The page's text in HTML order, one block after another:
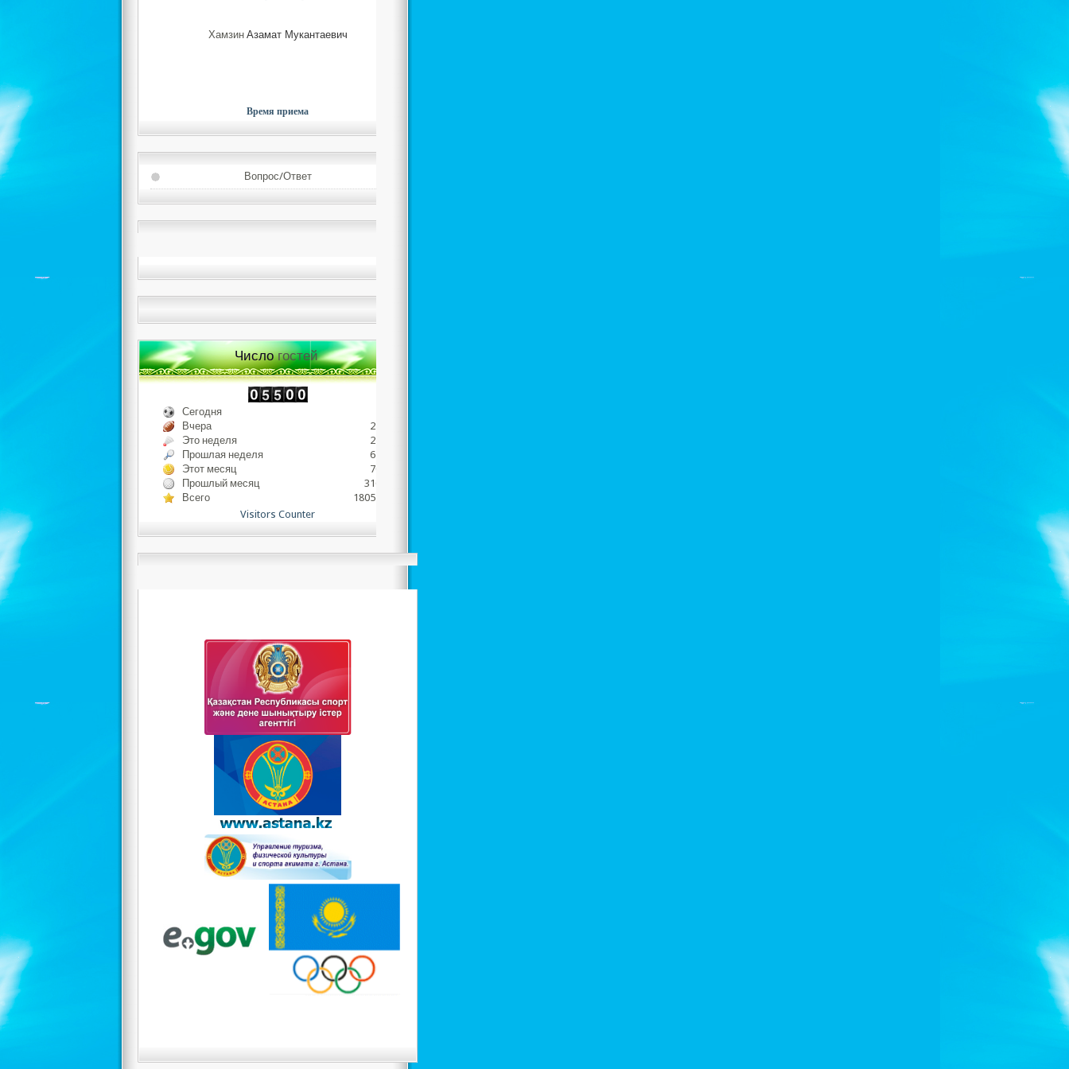
Хамзин Азамат Мукантаевич
Время приема
Вопрос/Ответ
Числогостей
Сегодня
Вчера
2247
Это неделя
2745
Прошлая неделя
6413
Этот месяц
7072
Прошлый месяц
31652
Всего
1805500
Visitors Counter